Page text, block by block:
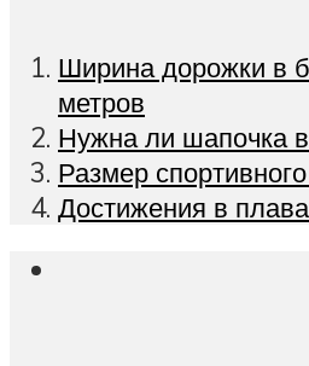
Ширина дорожки в
метров
Нужна ли шапочка
Размер
Достижения в